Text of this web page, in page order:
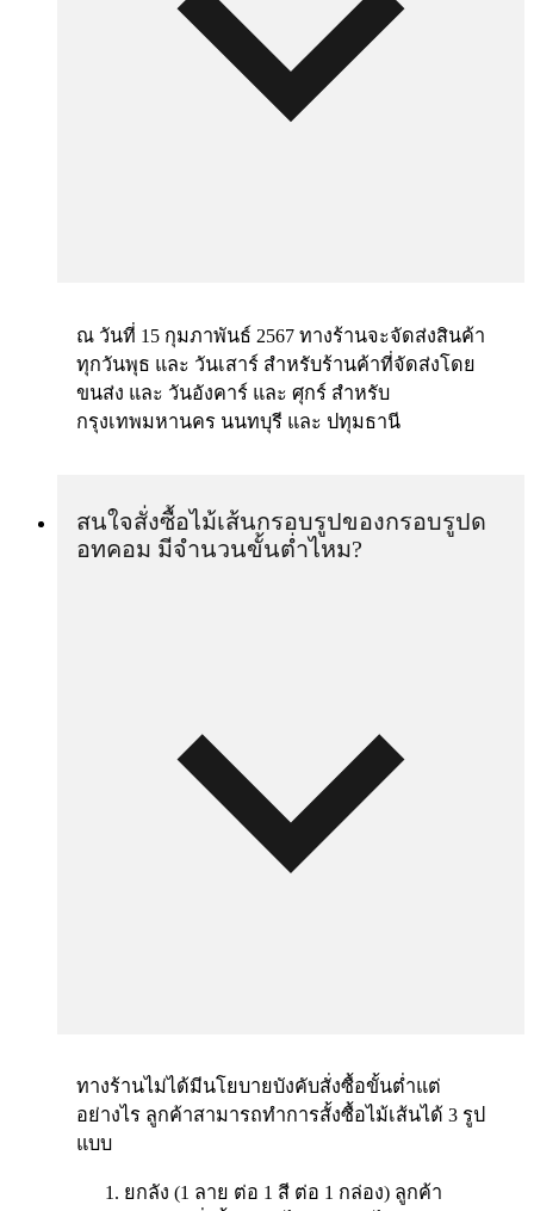
ณ วันที่ 15 กุมภาพันธ์ 2567 ทางร้านจะจัดส่งสินค้า
ทุกวันพุธ และ วันเสาร์ สำหรับร้านค้าที่จัดส่งโดย
ขนส่ง และ วันอังคาร์ และ ศุกร์ สำหรับ
กรุงเทพมหานคร นนทบุรี และ ปทุมธานี
สนใจสั่งซื้อไม้เส้นกรอบรูปของกรอบรูปด
อทคอม มีจำนวนขั้นต่ำไหม?
ทางร้านไม่ได้มีนโยบายบังคับสั่งซื้อขั้นต่ำแต่
อย่างไร ลูกค้าสามารถทำการสั้งซื้อไม้เส้นได้ 3 รูป
แบบ
ยกลัง (1 ลาย ต่อ 1 สี ต่อ 1 กล่อง) ลูกค้า